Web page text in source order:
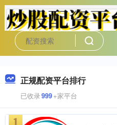
正规配资平台排行
已收录999+家平台